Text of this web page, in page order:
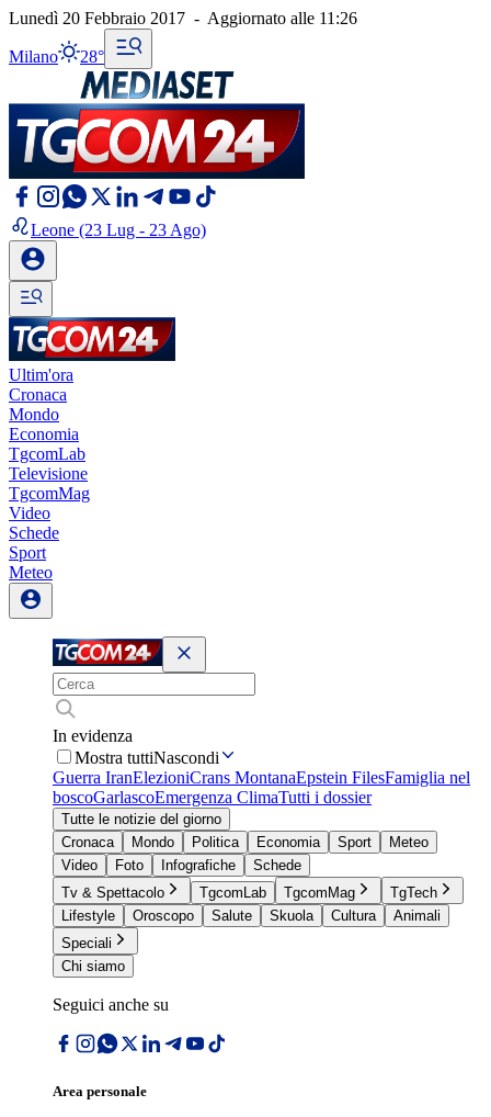
Lunedì 20 Febbraio 2017 - Aggiornato alle 11:26
Milano 28°
Leone (23 Lug - 23 Ago)
Ultim'ora
Cronaca
Mondo
Economia
TgcomLab
Televisione
TgcomMag
Video
Schede
Sport
Meteo
In evidenza
Mostra tuttiNascondi
Guerra IranElezioniCrans MontanaEpstein FilesFamiglia nel
boscoGarlascoEmergenza ClimaTutti i dossier
Tutte le notizie del giorno
Cronaca
Mondo Politica Economia Sport
Meteo
Video
Foto Infografiche
Schede
Tv & Spettacolo
TgcomLab TgcomMag
TgTech
Lifestyle
Oroscopo Salute Skuola Cultura
Animali
Speciali
Chi siamo
Seguici anche su
Area personale